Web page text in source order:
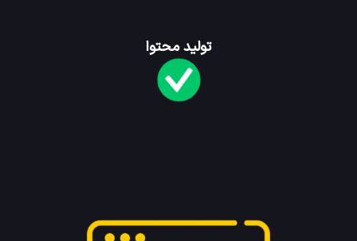
تولید محتوا